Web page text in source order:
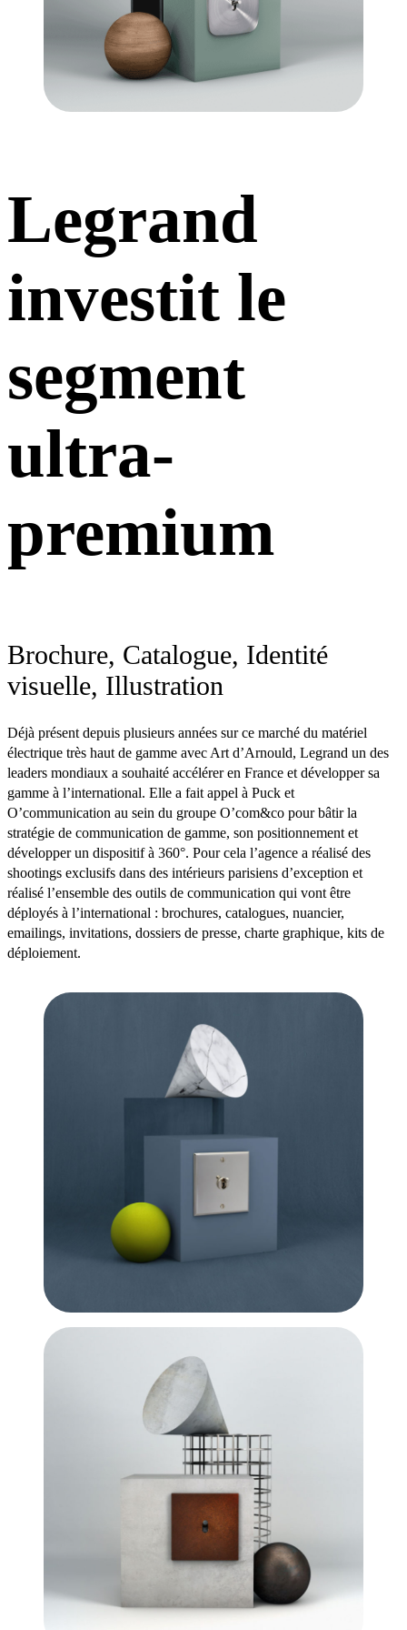
Legrand
investit le
segment
ultra-
premium
Brochure, Catalogue, Identité
visuelle, Illustration
Déjà présent depuis plusieurs années sur ce marché du matériel
électrique très haut de gamme avec Art d’Arnould, Legrand un des
leaders mondiaux a souhaité accélérer en France et développer sa
gamme à l’international. Elle a fait appel à Puck et
O’communication au sein du groupe O’com&co pour bâtir la
stratégie de communication de gamme, son positionnement et
développer un dispositif à 360°. Pour cela l’agence a réalisé des
shootings exclusifs dans des intérieurs parisiens d’exception et
réalisé l’ensemble des outils de communication qui vont être
déployés à l’international : brochures, catalogues, nuancier,
emailings, invitations, dossiers de presse, charte graphique, kits de
déploiement.